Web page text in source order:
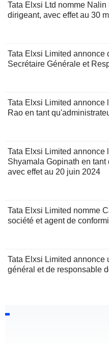
Tata Elxsi Ltd nomme
dirigeant, avec effet au 30
Tata Elxsi Limited annonce
Secrétaire Générale et
Tata Elxsi Limited annonce
Rao en tant
Tata Elxsi Limited annonce
Shyamala Gopinath en
avec effet au 20 juin 2024
Tata Elxsi Limited nomme
société et agent de
Tata Elxsi Limited annonce
général et de responsable